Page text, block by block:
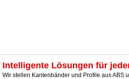
Intelligente Lösungen für
Wir stellen Kantenbänder und Profile aus ABS